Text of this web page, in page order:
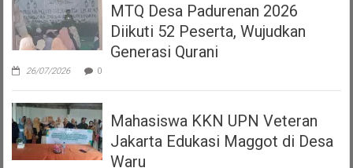
MTQ Desa Padurenan 2026
Diikuti 52 Peserta, Wujudkan
Generasi Qurani
26/07/2026 0
Mahasiswa KKN UPN Veteran
Jakarta Edukasi Maggot di Desa
Waru